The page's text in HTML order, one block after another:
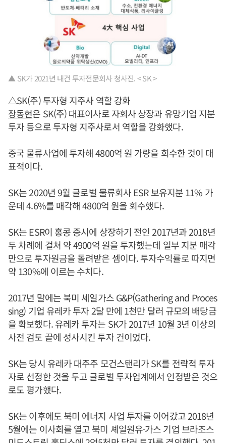
▲ SK가 2021년 내건 투자전문회사 청사진. < SK >
△SK(주) 투자형 지주사 역할 강화
장동현은 SK(주) 대표이사로 자회사 상장과 유망기업 지분
투자 등으로 투자형 지주사로서 역할을 강화했다.
중국 물류사업에 투자해 4800억 원 가량을 회수한 것이 대
표적이다.
SK는 2020년 9월 글로벌 물류회사 ESR 보유지분 11% 가
운데 4.6%를 매각해 4800억 원을 회수했다.
SK는 ESR이 홍콩 증시에 상장하기 전인 2017년과 2018년
두 차례에 걸쳐 약 4900억 원을 투자했는데 일부 지분 매각
만으로 투자원금을 돌려받은 셈이다. 투자수익률로 따지면
약 130%에 이르는 수치다.
2017년 말에는 북미 셰일가스 G&P(Gathering and Proces
sing) 기업 유레카 투자 2달 만에 1천만 달러 규모의 배당금
을 확보했다. 유레카 투자는 SK가 2017년 10월 3년 이상의
사전 검토 끝에 성사시킨 투자 건이었다.
SK는 당시 유레카 대주주 모건스탠리가 SK를 전략적 투자
자로 선정한 것을 두고 글로벌 투자업계에서 인정받은 것으
로도 평가했다.
SK는 이후에도 북미 에너지 사업 투자를 이어갔고 2018년
5월에는 이사회를 열고 북미 셰일원유·가스 기업 브라조스